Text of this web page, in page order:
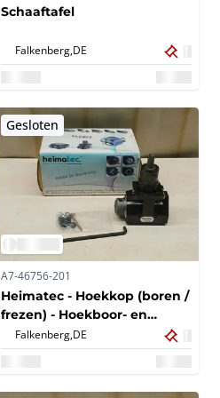
Schaaftafel
Falkenberg, DE
Gesloten
A7-46756-201
Heimatec - Hoekkop (boren /
frezen) - Hoekboor- en
freeskop Weldon 20 IK
Falkenberg, DE